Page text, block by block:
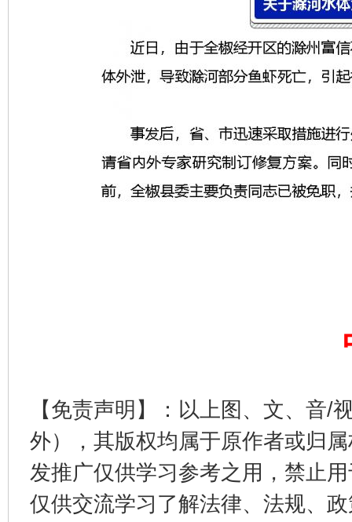
【免责声明】：以上图、文、音/
外），其版权均属于原作者或归
发推广仅供学习参考之用，禁止
仅供交流学习了解法律、法规、